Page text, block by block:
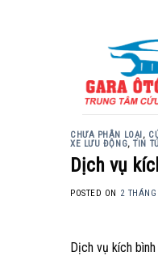
CHƯA PHÂN LOẠI,
XE LƯU ĐỘNG,TIN
Dịch vụ
POSTED ON 2
Dịch vụ kích